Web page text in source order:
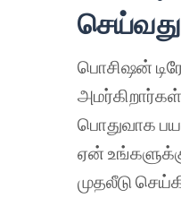
பொசிஷன்
பொதுவாக
ஏன்
முதலீடு